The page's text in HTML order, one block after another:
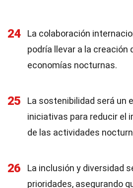
24
La colaboración
podría llevar a la creación
economías nocturnas.
25
La sostenibilidad será un
iniciativas para reducir el
de las actividades
26
La inclusión y diversidad
prioridades, asegurando